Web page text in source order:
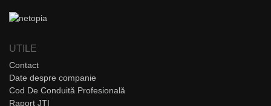
UTILE
Contact
Date despre companie
Cod De Conduită Profesională
Raport JTI